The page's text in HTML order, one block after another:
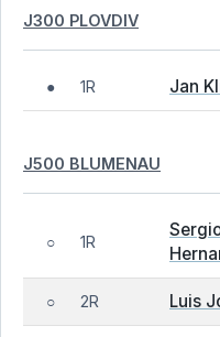
J300 PLOVDIV
● 1R Jan
J500 BLUMENAU
○ 1R
○ 2R Luis